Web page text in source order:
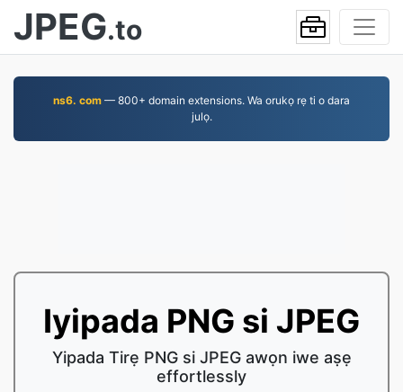
JPEG.to
ns6. com — 800+ domain extensions. Wa orukọ rẹ ti o dara
julọ.
Iyipada PNG si JPEG
Yipada Tirẹ PNG si JPEG awọn iwe aṣẹ
effortlessly